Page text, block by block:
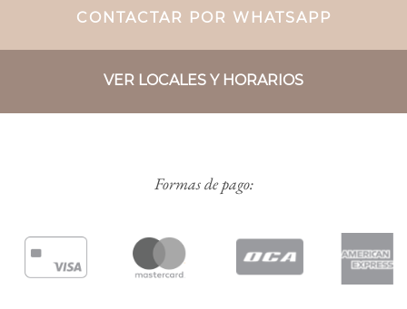
CONTACTAR POR WHATSAPP
VER LOCALES Y HORARIOS
Formas de pago: